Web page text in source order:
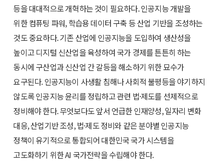
등을 대대적으로 개혁하는 것이 필요하다. 인공지능 개발을
위한 컴퓨팅 파워, 학습용 데이터 구축 등 산업 기반을 조성하는
것도 중요하다. 기존 산업에 인공지능을 도입하여 생산성을
높이고 디지털 신산업을 육성하여 국가 경제를 튼튼히 하는
동시에 구산업과 신산업 간 갈등을 해소하기 위한 묘수가
요구된다. 인공지능이 사생활 침해나 사회적 불평등을 야기하지
않도록 인공지능 윤리를 정립하고 관련 법·제도를 선제적으로
정비해야 한다. 무엇보다도 앞서 언급한 인재양성, 일자리 변화
대응, 산업기반 조성, 법·제도 정비와 같은 분야별 인공지능
정책이 유기적으로 통합되어 대한민국 국가 시스템을
고도화하기 위한 AI 국가전략을 수립해야 한다.